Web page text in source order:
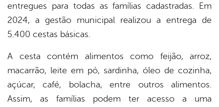
entregues para todas as famílias cadastradas. Em
2024, a gestão municipal realizou a entrega de
5.400 cestas básicas.
A cesta contém alimentos como feijão, arroz,
macarrão, leite em pó, sardinha, óleo de cozinha,
açúcar, café, bolacha, entre outros alimentos.
Assim, as famílias podem ter acesso a uma